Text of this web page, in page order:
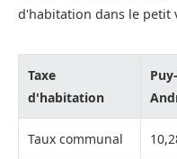
d'habitation dans le petit
Taxe
d'habitation
Taux communal